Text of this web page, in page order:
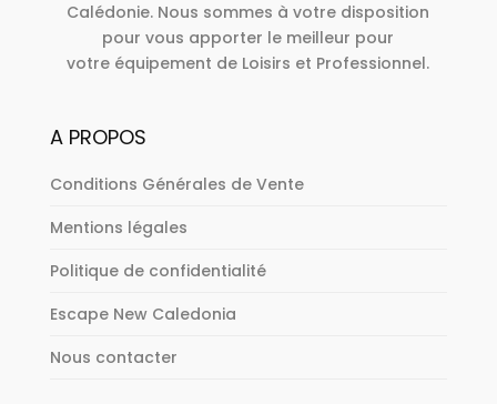
Calédonie. Nous sommes à votre disposition
pour vous apporter le meilleur pour
votre équipement de Loisirs et Professionnel.
A PROPOS
Conditions Générales de Vente
Mentions légales
Politique de confidentialité
Escape New Caledonia
Nous contacter